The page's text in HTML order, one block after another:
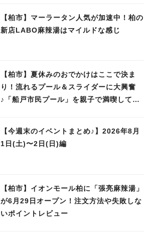
【柏市】マーラータン人気が加速中！柏の
新店LABO麻辣湯はマイルドな感じ
【柏市】夏休みのおでかけはここで決ま
り！流れるプール＆スライダーに大興奮
♪「船戸市民プール」を親子で満喫してき
【今週末のイベントまとめ♪】2026年8月
1日(土)〜2日(日)編
【柏市】イオンモール柏に「張亮麻辣湯」
が6月29日オープン！注文方法や失敗しな
いポイントレビュー